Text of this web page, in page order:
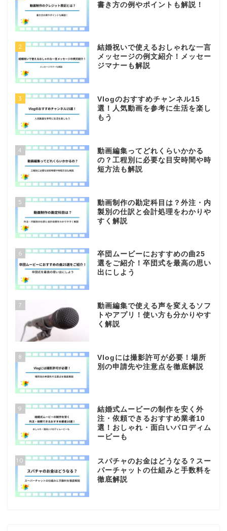
書き方の例やポイントも解説！
2
結婚祝いで使えるおしゃれな一言
メッセージの例文紹介！メッセー
ジマナーも解説
3
Vlogのおすすめチャンネル15
選！人気動画を参考に生活を楽し
もう
4
動画編集ってどれくらいかかる
の？工程別に必要な目安時間や時
短方法も解説
5
動画制作の勘定科目は？外注・内
製別の仕訳と会計処理をわかりや
すく解説
6
卒団ムービーにおすすめの曲25
選をご紹介！卒団式を最高の思い
出にしよう
7
動画編集で使える声を変えるソフ
トやアプリ！使い方も分かりやす
く解説
8
Vlogには撮影許可が必要！場所
別の申請先や注意点を徹底解説
9
結婚式ムービーの制作を安く外
注・依頼できるおすすめ業者10
選！おしゃれ・面白いパロディム
ービーも
10
スパチャのお金はどうなる？スー
パーチャットの仕組みと手数料を
徹底解説